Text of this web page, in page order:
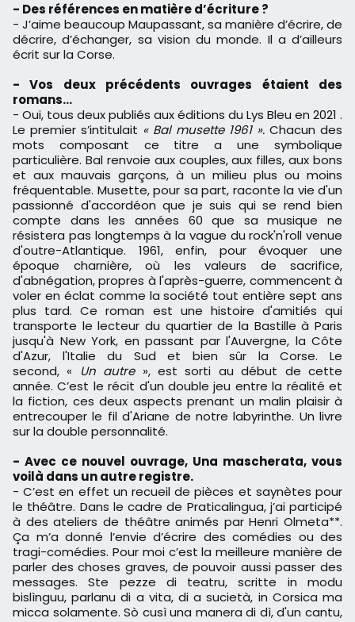
- Des références en matière d’écriture ?
- J’aime beaucoup Maupassant, sa manière d’écrire, de
décrire, d’échanger, sa vision du monde. Il a d’ailleurs
écrit sur la Corse.
- Vos deux précédents ouvrages étaient des
romans…
- Oui, tous deux publiés aux éditions du Lys Bleu en 2021 .
Le premier s’intitulait « Bal musette 1961 ». Chacun des
mots composant ce titre a une symbolique
particulière. Bal renvoie aux couples, aux filles, aux bons
et aux mauvais garçons, à un milieu plus ou moins
fréquentable. Musette, pour sa part, raconte la vie d'un
passionné d'accordéon que je suis qui se rend bien
compte dans les années 60 que sa musique ne
résistera pas longtemps à la vague du rock'n'roll venue
d'outre-Atlantique. 1961, enfin, pour évoquer une
époque charnière, où les valeurs de sacrifice,
d'abnégation, propres à l'après-guerre, commencent à
voler en éclat comme la société tout entière sept ans
plus tard. Ce roman est une histoire d'amitiés qui
transporte le lecteur du quartier de la Bastille à Paris
jusqu'à New York, en passant par l'Auvergne, la Côte
d'Azur, l'Italie du Sud et bien sûr la Corse. Le
second, « Un autre», est sorti au début de cette
année. C’est le récit d'un double jeu entre la réalité et
la fiction, ces deux aspects prenant un malin plaisir à
entrecouper le fil d'Ariane de notre labyrinthe. Un livre
sur la double personnalité.
- Avec ce nouvel ouvrage, Una mascherata, vous
voilà dans un autre registre.
- C’est en effet un recueil de pièces et saynètes pour
le théâtre. Dans le cadre de Praticalingua, j’ai participé
à des ateliers de théâtre animés par Henri Olmeta**.
Ça m’a donné l’envie d’écrire des comédies ou des
tragi-comédies. Pour moi c’est la meilleure manière de
parler des choses graves, de pouvoir aussi passer des
messages. Ste pezze di teatru, scritte in modu
bislìnguu, parlanu di a vita, di a sucietà, in Corsica ma
micca solamente. Sò cusì una manera di dì, d'un cantu,